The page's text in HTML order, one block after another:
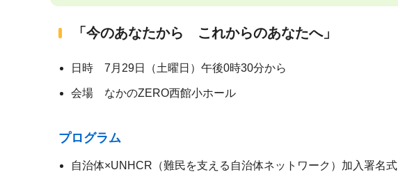
「今のあなたから これからのあなたへ」
日時 7月29日（土曜日）午後0時30分から
会場 なかのZERO西館小ホール
プログラム
自治体×UNHCR（難民を支える自治体ネットワーク）加入署名式